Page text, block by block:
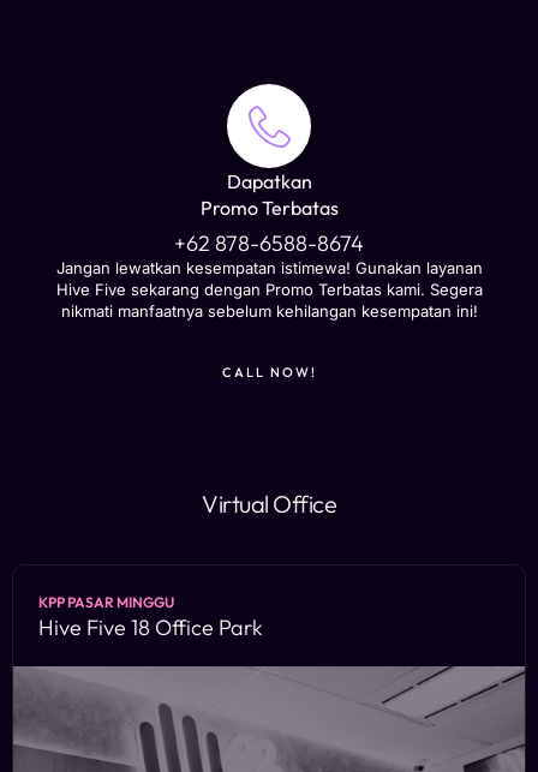
Dapatkan
Promo Terbatas
+62 878-6588-8674
Jangan lewatkan kesempatan istimewa! Gunakan layanan
Hive Five sekarang dengan Promo Terbatas kami. Segera
nikmati manfaatnya sebelum kehilangan kesempatan ini!
CALL NOW!
Virtual Office
KPP PASAR MINGGU
Hive Five 18 Office Park